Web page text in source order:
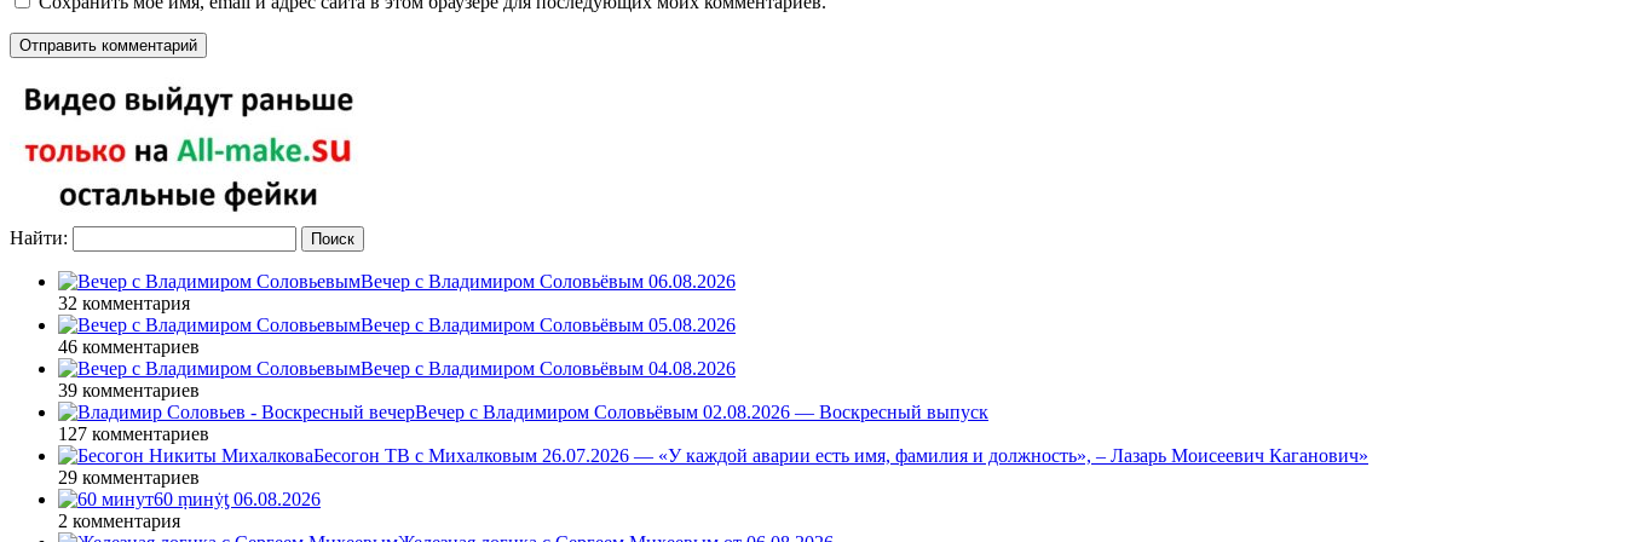
Найти:
Вечер с Владимиром Соловьёвым 06.08.2026
32 комментария
Вечер с Владимиром Соловьёвым 05.08.2026
46 комментариев
Вечер с Владимиром Соловьёвым 04.08.2026
39 комментариев
Вечер с Владимиром Соловьёвым 02.08.2026 — Воскресный выпуск
127 комментариев
Бесогон ТВ с Михалковым 26.07.2026 — «У каждой аварии есть имя, фамилия и должность», – Лазарь Моисеевич Каганович»
29 комментариев
60 ṃинẏƫ 06.08.2026
2 комментария